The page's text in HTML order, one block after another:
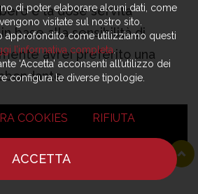
e la dose servita
base alla sensibilità di
avrei preferito una
di poter elaborare alcuni dati, come
visitate sul nostro sito.
approfondito come utilizziamo questi
l’informativa completa.
‘Accetta’ acconsenti all’utilizzo dei
configura le diverse tipologie.
COOKIES RIFIUTA
ACCETTA